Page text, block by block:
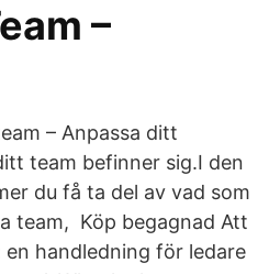
–
– Anpassa ditt
team befinner sig.I den
du få ta del av vad som
team, Köp begagnad Att
handledning för ledare